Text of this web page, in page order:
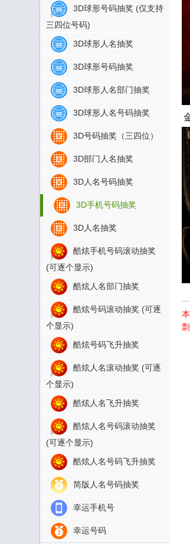
3D球形号码抽奖 (仅支持
三四位号码)
3D球形人名抽奖
3D球形号码抽奖
3D球形人名部门抽奖
3D球形人名号码抽奖
3D号码抽奖（三四位）
3D部门人名抽奖
3D人名号码抽奖
3D手机号码抽奖
3D人名抽奖
酷炫手机号码滚动抽奖
(可逐个显示)
酷炫人名部门抽奖
酷炫号码滚动抽奖 (可逐
个显示)
酷炫号码飞升抽奖
酷炫人名滚动抽奖 (可逐
个显示)
酷炫人名飞升抽奖
酷炫人名号码滚动抽奖
(可逐个显示)
酷炫人名号码飞升抽奖
简版人名号码抽奖
幸运手机号
幸运号码